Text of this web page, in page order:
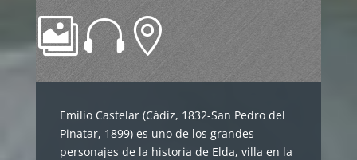

Emilio Castelar (Cádiz, 1832-San Pedro del
Pinatar, 1899) es uno de los grandes
personajes de la historia de Elda, villa en la